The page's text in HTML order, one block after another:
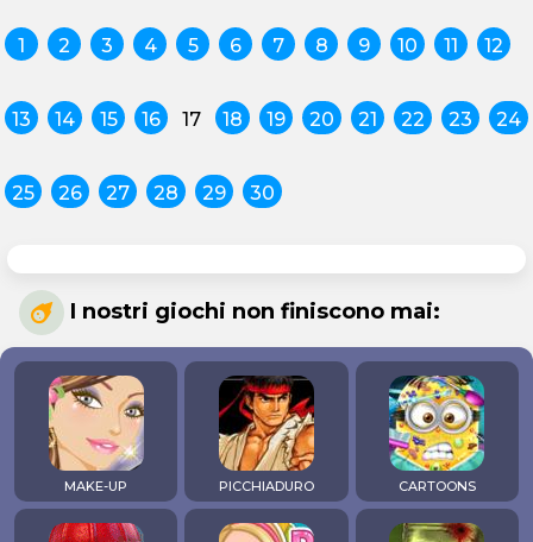
1 2 3 4 5 6 7 8 9 10 11 12
13 14 15 16 17 18 19 20 21 22 23 24
25 26 27 28 29 30
I nostri giochi non finiscono mai:
MAKE-UP PICCHIADURO CARTOONS